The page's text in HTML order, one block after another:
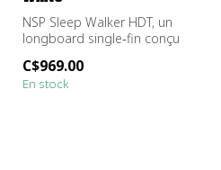
NSP Sleep Walker HDT, un
longboard single‑fin conçu
C$969.00
En stock